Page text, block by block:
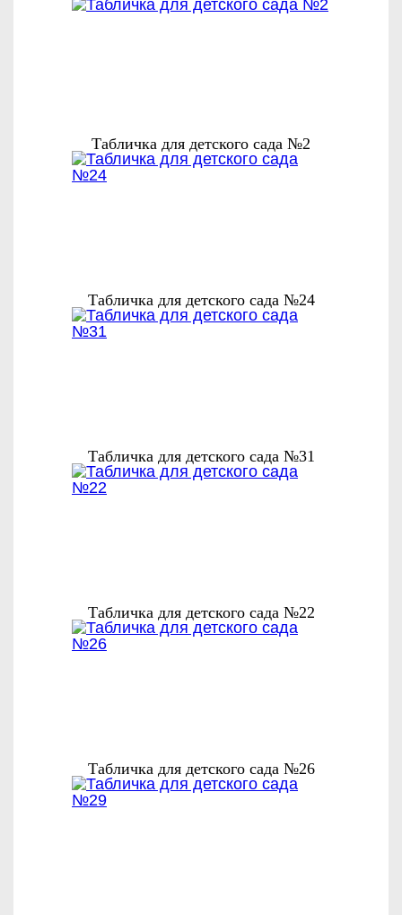
Табличка для детского сада №2
Табличка для детского сада №24
Табличка для детского сада №31
Табличка для детского сада №22
Табличка для детского сада №26